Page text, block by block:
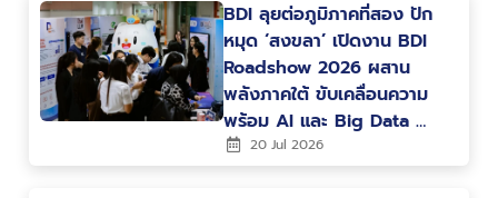
BDI ลุยต่อภูมิภาคที่สอง ปัก
หมุด ‘สงขลา’ เปิดงาน BDI
Roadshow 2026 ผสาน
พลังภาคใต้ ขับเคลื่อนความ
พร้อม AI และ Big Data สู่
การพัฒนาเมืองและ
20 Jul 2026